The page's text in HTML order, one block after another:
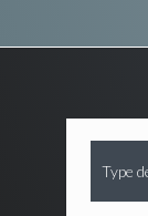
Type